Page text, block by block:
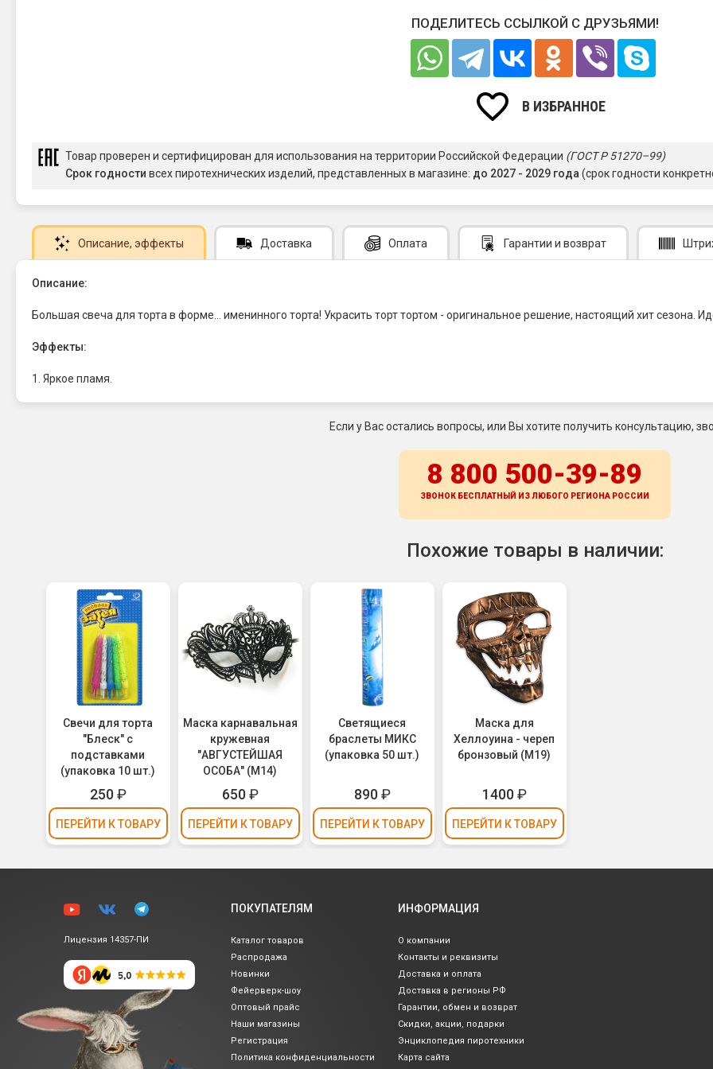
ПОДЕЛИТЕСЬ ССЫЛКОЙ С ДРУЗЬЯМИ!
В ИЗБРАННОЕ
Товар проверен и сертифицирован для использования на территории Российской Федерации (ГОСТ Р 51270–99)
Срок годности всех пиротехнических изделий, представленных в магазине: до 2027 - 2029 года(срок годности
Описание, эффекты Доставка Оплата Гарантии и возврат
Описание:
Большая свеча для торта в форме... именинного торта! Украсить торт тортом - оригинальное решение, настоящий хит сезона.
Эффекты:
1. Яркое пламя.
Если у Вас остались вопросы, или Вы хотите получить консультацию,
8 800 500-39-89
ЗВОНОК БЕСПЛАТНЫЙ ИЗ ЛЮБОГО РЕГИОНА РОССИИ
Похожие товары в наличии:
Свечи для торта
"Блеск" с
подставками
(упаковка 10 шт.)
250₽
ПЕРЕЙТИ К ТОВАРУ
Маска карнавальная
кружевная
"АВГУСТЕЙШАЯ
ОСОБА" (М14)
650₽
ПЕРЕЙТИ К ТОВАРУ
Светящиеся
браслеты МИКС
(упаковка 50 шт.)
890₽
ПЕРЕЙТИ К ТОВАРУ
Маска для
Хеллоуина - череп
бронзовый (М19)
1400₽
ПЕРЕЙТИ К ТОВАРУ
Лицензия 14357-ПИ
ПОКУПАТЕЛЯМ
Каталог товаров
Распродажа
Новинки
Фейерверк-шоу
Оптовый прайс
Наши магазины
Регистрация
Политика конфиденциальности
ИНФОРМАЦИЯ
О компании
Контакты и реквизиты
Доставка и оплата
Доставка в регионы РФ
Гарантии, обмен и возврат
Скидки, акции, подарки
Энциклопедия пиротехники
Карта сайта